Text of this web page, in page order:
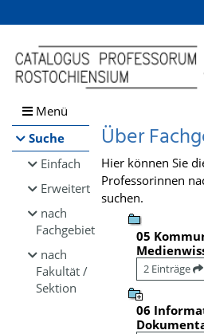
Browsen
direkt zum Inhalt
Menü
Suche
Einfach
Erweitert
nach
Fachgebiet
nach
Fakultät /
Sektion
Über
Hier können Sie
Professorinnen
suchen.
05
2 Einträge
06